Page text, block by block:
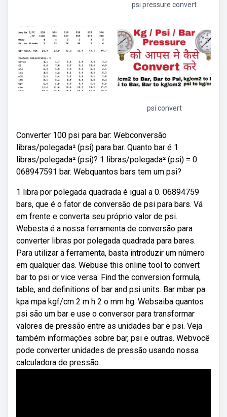
psi pressure convert
psi convert
Converter 100 psi para bar: Webconversão
libras/polegada² (psi) para bar. Quanto bar é 1
libras/polegada² (psi)? 1 libras/polegada² (psi) = 0.
068947591 bar. Webquantos bars tem um psi?
1 libra por polegada quadrada é igual a 0. 06894759
bars, que é o fator de conversão de psi para bars. Vá
em frente e converta seu próprio valor de psi.
Webesta é a nossa ferramenta de conversão para
converter libras por polegada quadrada para bares.
Para utilizar a ferramenta, basta introduzir um número
em qualquer das. Webuse this online tool to convert
bar to psi or vice versa. Find the conversion formula,
table, and definitions of bar and psi units. Bar mbar pa
kpa mpa kgf/cm 2 m h 2 o mm hg. Websaiba quantos
psi são um bar e use o conversor para transformar
valores de pressão entre as unidades bar e psi. Veja
também informações sobre bar, psi e outras. Webvocê
pode converter unidades de pressão usando nossa
calculadora de pressão.